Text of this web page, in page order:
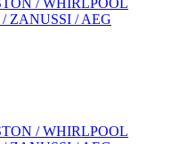
/ WHIRLPOOL
ZANUSSI / AEG
/ WHIRLPOOL